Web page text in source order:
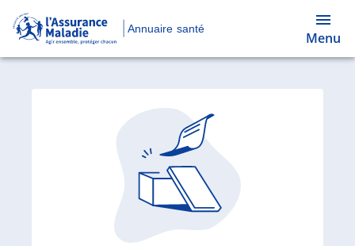
Annuaire santé
Menu